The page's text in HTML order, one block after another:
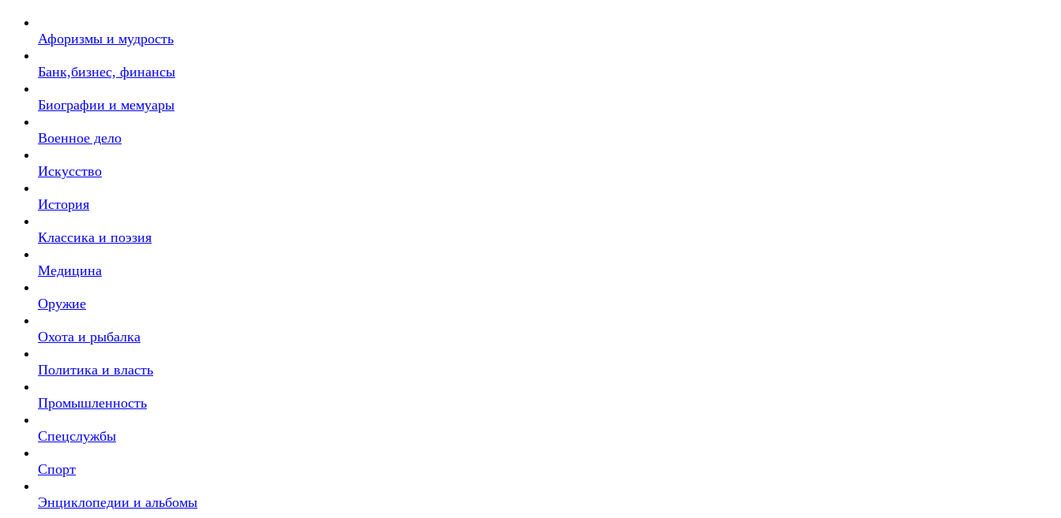
Афоризмы и мудрость
Банк,бизнес, финансы
Биографии и мемуары
Военное дело
Искусство
История
Классика и поэзия
Медицина
Оружие
Охота и рыбалка
Политика и власть
Промышленность
Спецслужбы
Спорт
Энциклопедии и альбомы